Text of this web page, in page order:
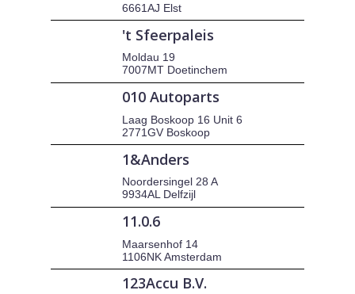
6661AJ Elst
't Sfeerpaleis
Moldau 19
7007MT Doetinchem
010 Autoparts
Laag Boskoop 16 Unit 6
2771GV Boskoop
1&Anders
Noordersingel 28 A
9934AL Delfzijl
11.0.6
Maarsenhof 14
1106NK Amsterdam
123Accu B.V.